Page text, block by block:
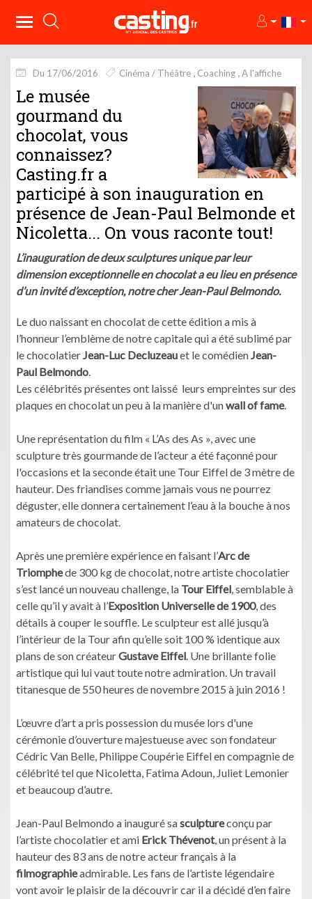
Du 17/06/2016 Cinéma / Théâtre Coaching A l'affiche
Le musée
gourmand du
chocolat, vous
connaissez?
Casting.fr a
participé à son inauguration en
présence de Jean-Paul Belmonde et
Nicoletta... On vous raconte tout!
L’inauguration de deux sculptures unique par leur
dimension exceptionnelle en chocolat a eu lieu en présence
d’un invité d’exception, notre cher Jean-Paul Belmondo.
Le duo naissant en chocolat de cette édition a mis à
l’honneur l’emblème de notre capitale qui a été sublimé par
le chocolatierJean-Luc Decluzeauet le comédienJean-
Paul Belmondo.
Les célébrités présentes ont laissé leurs empreintes sur des
plaques en chocolat un peu à la manière d'unwall of fame.
Une représentation du film « L’As des As », avec une
sculpture très gourmande de l’acteur a été façonné pour
l'occasions et la seconde était une Tour Eiffel de 3 mètre de
hauteur. Des friandises comme jamais vous ne pourrez
déguster, elle donnera certainement l’eau à la bouche à nos
amateurs de chocolat.
Après une première expérience en faisant l’Arc de
Triomphede 300 kg de chocolat, notre artiste chocolatier
s’est lancé un nouveau challenge, la Tour Eiffel, semblable à
celle qu’il y avait à l’Exposition Universelle de 1900, des
détails à couper le souffle. Le sculpteur est allé jusqu’à
l’intérieur de la Tour afin qu’elle soit 100 % identique aux
plans de son créateurGustave Eiffel. Une brillante folie
artistique qui lui vaut toute notre admiration. Un travail
titanesque de 550 heures de novembre 2015 à juin 2016 !
L’œuvre d’art a pris possession du musée lors d'une
cérémonie d’ouverture majestueuse avec son fondateur
Cédric Van Belle, Philippe Coupérie Eiffel en compagnie de
célébrité tel que Nicoletta, Fatima Adoun, Juliet Lemonier
et beaucoup d’autre.
Jean-Paul Belmondo a inauguré sasculptureconçu par
l’artiste chocolatier et ami Erick Thévenot, un présent à la
hauteur des 83 ans de notre acteur français à la
filmographieadmirable. Les fans de l’artiste légendaire
vont avoir le plaisir de la découvrir car il a décidé d’en faire